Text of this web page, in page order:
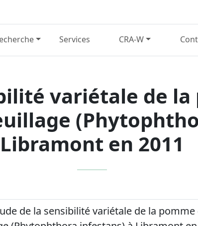
Services CRA-W
variétale de
Libramont en 2011
de la sensibilité variétale de la